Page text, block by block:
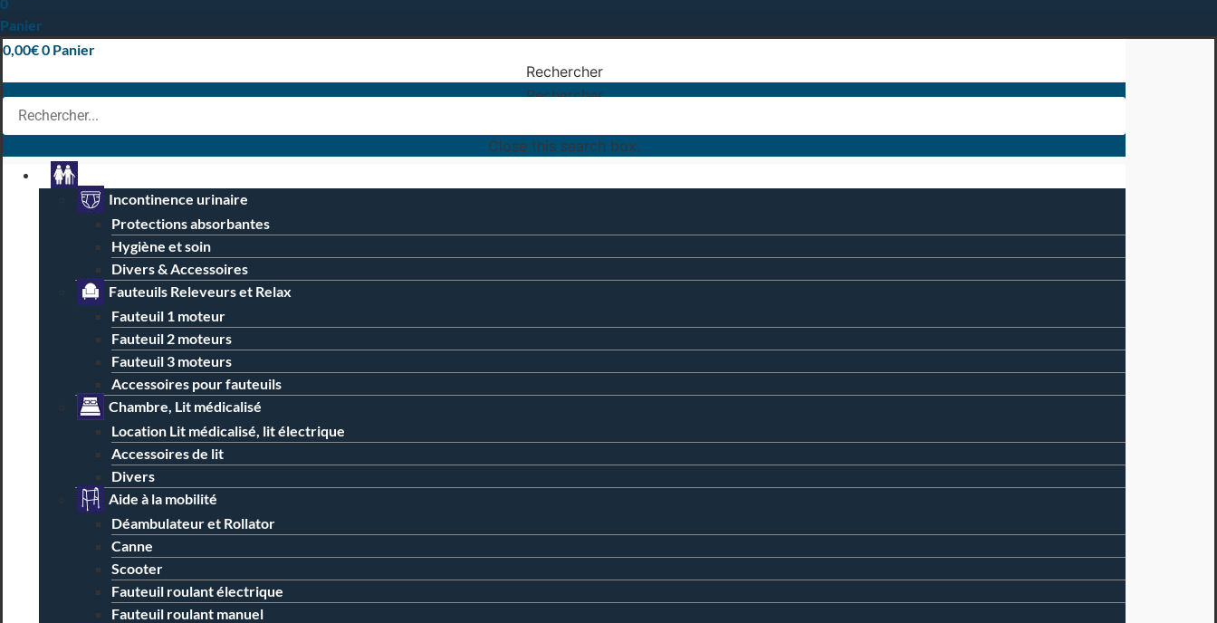
Panier
0,00€0 Panier
Rechercher
Rechercher
Close this search box.
Incontinence urinaire
Protections absorbantes
Hygiène et soin
Divers & Accessoires
Fauteuils Releveurs et Relax
Fauteuil 1 moteur
Fauteuil 2 moteurs
Fauteuil 3 moteurs
Accessoires pour fauteuils
Chambre, Lit médicalisé
Location Lit médicalisé, lit électrique
Accessoires de lit
Divers
Aide à la mobilité
Déambulateur et Rollator
Canne
Scooter
Fauteuil roulant électrique
Fauteuil roulant manuel